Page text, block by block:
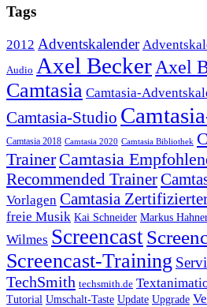
Tags
2012 Adventskalender
Audio Axel Becker Axel
Camtasia Camtasia-
Camtasia-Studio
Camtasia 2018 Camtasia 2020 Camtasia Bibliothek
Trainer Camtasia
Recommended Trainer
Vorlagen Camtasia
freie Musik Kai Schneider Markus
Wilmes Screencast
Screencast-Training
TechSmith techsmith.de
Tutorial Umschalt-Taste Update Upgrade